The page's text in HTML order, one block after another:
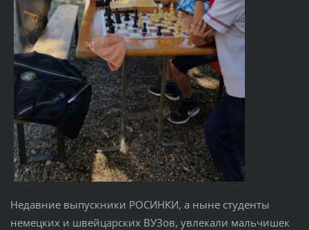
Недавние выпускники РОСИНКИ, а ныне студенты
немецких и швейцарских ВУЗов, увлекали мальчишек